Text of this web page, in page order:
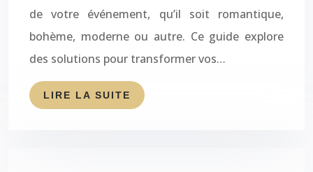
de votre événement, qu’il soit romantique,
bohème, moderne ou autre. Ce guide explore
des solutions pour transformer vos…
LIRE LA SUITE